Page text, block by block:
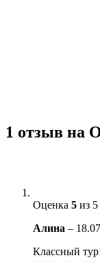
1 отзыв на
Оценка 5 из 5
Алина –
Классный